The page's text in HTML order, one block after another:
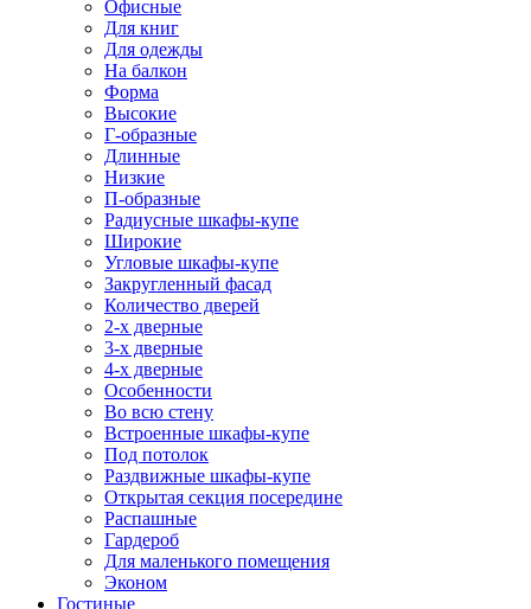
Офисные
Для книг
Для одежды
На балкон
Форма
Высокие
Г-образные
Длинные
Низкие
П-образные
Радиусные шкафы-купе
Широкие
Угловые шкафы-купе
Закругленный фасад
Количество дверей
2-х дверные
3-х дверные
4-х дверные
Особенности
Во всю стену
Встроенные шкафы-купе
Под потолок
Раздвижные шкафы-купе
Открытая секция посередине
Распашные
Гардероб
Для маленького помещения
Эконом
Гостиные